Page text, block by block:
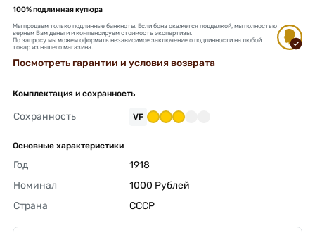
100% подлинная купюра
Мы продаем только подлинные банкноты. Если бона окажется подделкой, мы полностью
вернем Вам деньги и компенсируем стоимость экспертизы.
По запросу мы можем оформить независимое заключение о подлинности на любой
товар из нашего магазина.
Посмотреть гарантии и условия возврата
Комплектация и сохранность
Сохранность VF
Основные характеристики
Год
1918
Номинал
1000 Рублей
Страна
СССР